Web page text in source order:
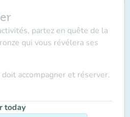
partez en quête de la
qui vous révélera ses
accompagner et réserver.
today